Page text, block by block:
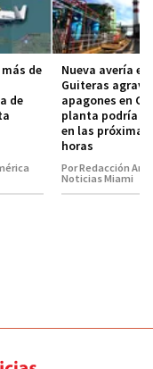
más de
de
Nueva avería en
Guiteras agrava
apagones en
planta podría
en las próximas
horas
Por Redacción
Noticias Miami